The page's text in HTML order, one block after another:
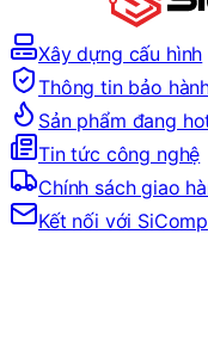
Xây dựng cấu hình
Thông tin bảo
Sản phẩm đang
Tin tức công nghệ
Chính sách giao
Kết nối với SiComp